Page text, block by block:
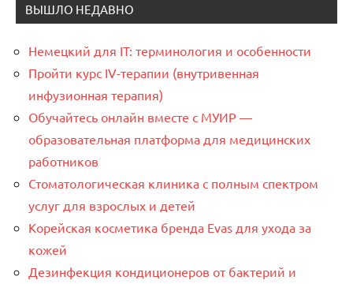
ВЫШЛО НЕДАВНО
Немецкий для IT: терминология и особенности
Пройти курс IV-терапии (внутривенная
инфузионная терапия)
Обучайтесь онлайн вместе с МУИР —
образовательная платформа для медицинских
работников
Стоматологическая клиника с полным спектром
услуг для взрослых и детей
Корейская косметика бренда Evas для ухода за
кожей
Дезинфекция кондиционеров от бактерий и